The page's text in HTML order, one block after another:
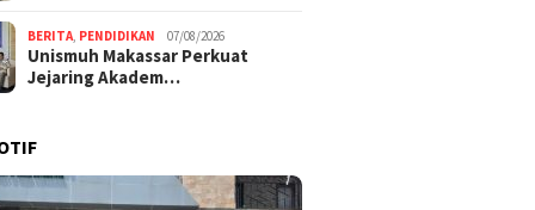
BERITA, PENDIDIKAN 07/08/2026
Unismuh Makassar Perkuat
Jejaring Akadem…